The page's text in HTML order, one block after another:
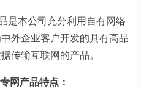
是本公司充分利用自有网络
外企业客户开发的具有高品
据传输互联网的产品。
网产品特点：